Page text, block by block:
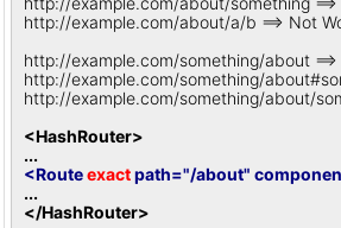
http://example.com/about/a/b ==> Not
http://example.com/something/about ==>
http://example.com/something/
http://example.com/something/about/
<HashRouter>
...
<Routeexactpath="/about"
...
</HashRouter>